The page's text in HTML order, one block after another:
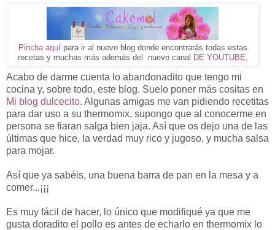
Pincha aquípara ir al nuevo blog donde encontrarás todas estas
recetas y muchas más además del nuevo canal
DE YOUTUBE
Acabo de darme cuenta lo abandonadito que tengo mi
cocina y, sobre todo, este blog. Suelo poner más cositas en
Mi blog dulcecito. Algunas amigas me van pidiendo recetitas
para dar uso a su thermomix, supongo que al conocerme en
persona se fiaran salga bien jaja. Así que os dejo una de las
últimas que hice, la verdad muy rico y jugoso, y mucha salsa
para mojar.
Así que ya sabéis, una buena barra de pan en la mesa y a
comer...¡¡¡
Es muy fácil de hacer, lo único que modifiqué ya que me
gusta doradito el pollo es antes de echarlo en thermomix lo